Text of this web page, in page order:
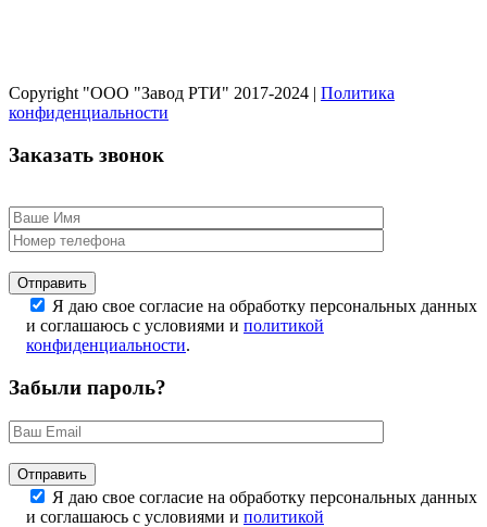
Copyright "ООО "Завод РТИ" 2017-2024 | Политика
конфиденциальности
Заказать звонок
Я даю свое согласие на обработку персональных данных
и соглашаюсь с условиями и политикой
конфиденциальности.
Забыли пароль?
Я даю свое согласие на обработку персональных данных
и соглашаюсь с условиями и политикой